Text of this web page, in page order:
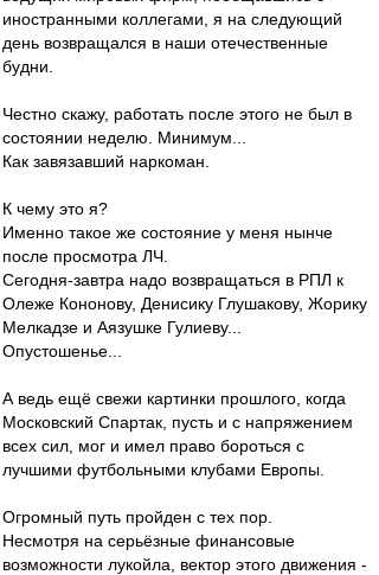
иностранными коллегами, я на следующий
день возвращался в наши отечественные
будни.
Честно скажу, работать после этого не был в
состоянии неделю. Минимум...
Как завязавший наркоман.
К чему это я?
Именно такое же состояние у меня нынче
после просмотра ЛЧ.
Сегодня-завтра надо возвращаться в РПЛ к
Олеже Кононову, Денисику Глушакову, Жорику
Мелкадзе и Аязушке Гулиеву...
Опустошенье...
А ведь ещё свежи картинки прошлого, когда
Московский Спартак, пусть и с напряжением
всех сил, мог и имел право бороться с
лучшими футбольными клубами Европы.
Огромный путь пройден с тех пор.
Несмотря на серьёзные финансовые
возможности лукойла, вектор этого движения -